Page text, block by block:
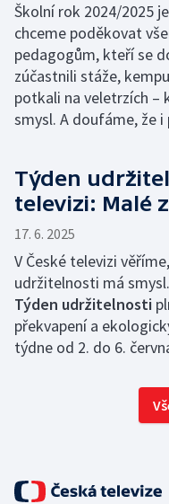
Školní rok 2024/2025
chceme poděkovat
pedagogům, kteří se
zúčastnili stáže,
potkali na veletrzích –
smysl. A doufáme, že i
Týden
televizi: Malé
17. 6. 2025
V České televizi
udržitelnosti má
Týden udržitelnosti
překvapení a
týdne od 2. do 6.